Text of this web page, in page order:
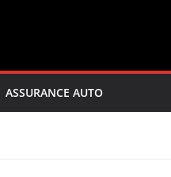
ASSURANCE AUTO